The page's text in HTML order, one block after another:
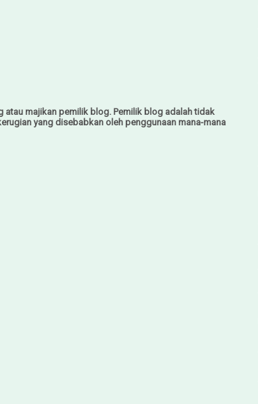
majikan pemilik blog. Pemilik blog adalah tidak
yang disebabkan oleh penggunaan mana-mana